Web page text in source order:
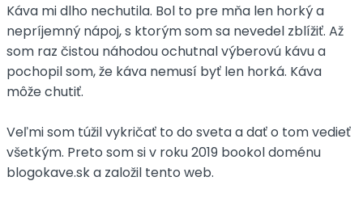
Káva mi dlho nechutila. Bol to pre mňa len horký a
nepríjemný nápoj, s ktorým som sa nevedel zblížiť. Až
som raz čistou náhodou ochutnal výberovú kávu a
pochopil som, že káva nemusí byť len horká. Káva
môže chutiť.
Veľmi som túžil vykričať to do sveta a dať o tom vedieť
všetkým. Preto som si v roku 2019 bookol doménu
blogokave.sk a založil tento web.